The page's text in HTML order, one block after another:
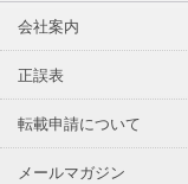
会社案内
正誤表
転載申請について
メールマガジン